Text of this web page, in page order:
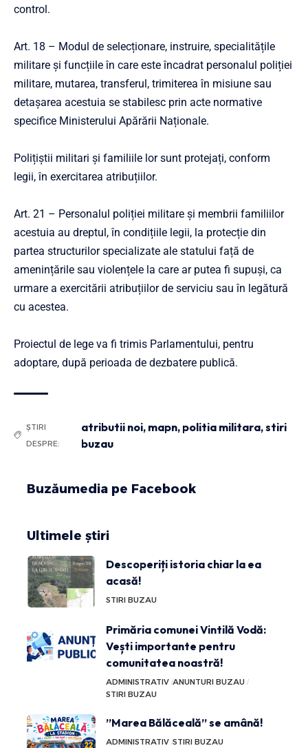
control.
Art. 18 – Modul de selecționare, instruire, specialitățile
militare și funcțiile în care este încadrat personalul poliției
militare, mutarea, transferul, trimiterea în misiune sau
detașarea acestuia se stabilesc prin acte normative
specifice Ministerului Apărării Naționale.
Polițiștii militari și familiile lor sunt protejați, conform
legii, în exercitarea atribuțiilor.
Art. 21 – Personalul poliției militare și membrii familiilor
acestuia au dreptul, în condițiile legii, la protecție din
partea structurilor specializate ale statului față de
amenințările sau violențele la care ar putea fi supuși, ca
urmare a exercitării atribuțiilor de serviciu sau în legătură
cu acestea.
Proiectul de lege va fi trimis Parlamentului, pentru
adoptare, după perioada de dezbatere publică.
ȘTIRI
DESPRE:
atributii noi, mapn, politia militara,stiri
buzau
Buzăumedia pe Facebook
Ultimele știri
Descoperiți istoria chiar la ea
acasă!
STIRI BUZAU
Primăria comunei Vintilă Vodă:
Vești importante pentru
comunitatea noastră!
ADMINISTRATIV ANUNTURI BUZAU
STIRI BUZAU
”Marea Bălăceală” se amână!
ADMINISTRATIV STIRI BUZAU